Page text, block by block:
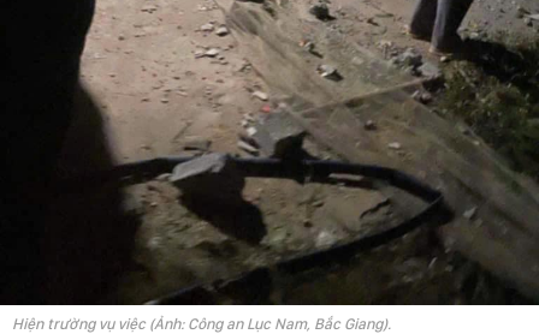
Hiện trường vụ việc (Ảnh: Công an Lục Nam, Bắc Giang).